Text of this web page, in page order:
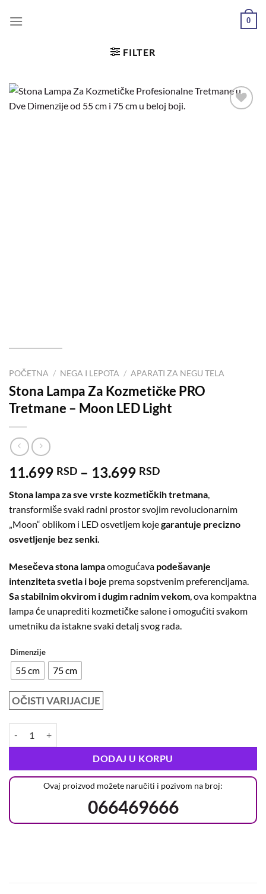
0
FILTER
POČETNA / NEGA I LEPOTA / APARATI ZA NEGU TELA
Stona Lampa Za Kozmetičke PRO
Tretmane – Moon LED Light
11.699 RSD – 13.699 RSD
Stona lampa za sve vrste kozmetičkih tretmana,
transformiše svaki radni prostor svojim revolucionarnim
„Moon“ oblikom i LED osvetljem kojegarantuje precizno
osvetljenje bez senki.
Mesečeva stona lampaomogućava podešavanje
intenziteta svetla i boje prema sopstvenim preferencijama.
Sa stabilnim okvirom i dugim radnim vekom, ova kompaktna
lampa će unaprediti kozmetičke salone i omogućiti svakom
umetniku da istakne svaki detalj svog rada.
Dimenzije
55 cm 75 cm
OČISTI VARIJACIJE
DODAJ U KORPU
Ovaj proizvod možete naručiti i pozivom na broj:
066469666